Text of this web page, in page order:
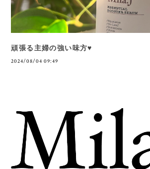
頑張る主婦の強い味方♥
2024/08/04 09:49